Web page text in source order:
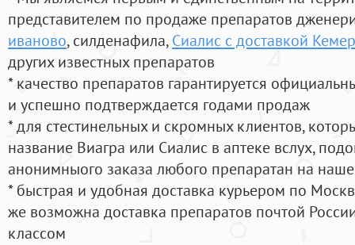
представителем по продаже препаратов
иваново, силденафила, Сиалис с доставкой
других известных препаратов
* качество препаратов гарантируется
и успешно подтверждается годами продаж
* для стестинельных и скромных клиентов,
название Виагра или Сиалис в аптеке вслух,
анонимныого заказа любого препаратан на
* быстрая и удобная доставка курьером по
же возможна доставка препаратов почтой
классом